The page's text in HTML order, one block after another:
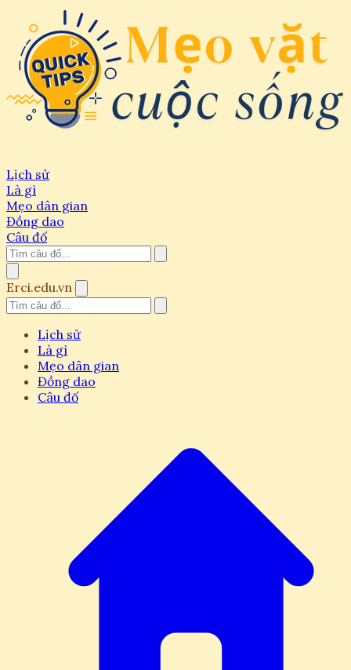
Lịch sử
Là gì
Mẹo dân gian
Đồng dao
Câu đố
Erci.edu.vn
Lịch sử
Là gì
Mẹo dân gian
Đồng dao
Câu đố